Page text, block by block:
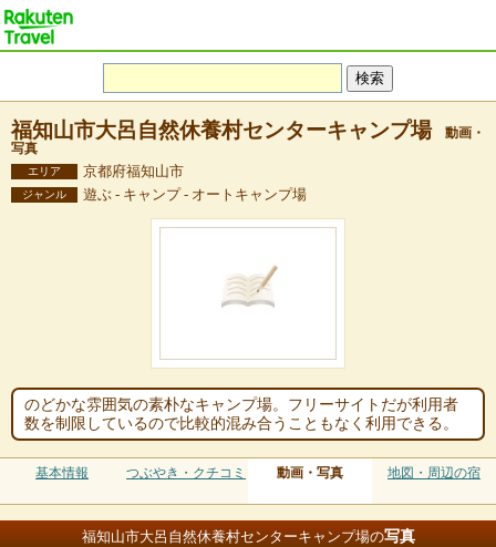
福知山市大呂自然休養村センターキャンプ場
動画・
写真
エリア 京都府福知山市
ジャンル 遊ぶ - キャンプ - オートキャンプ場
のどかな雰囲気の素朴なキャンプ場。フリーサイトだが利用者
数を制限しているので比較的混み合うこともなく利用できる。
基本情報 つぶやき・クチコミ 動画・写真 地図・周辺の宿
福知山市大呂自然休養村センターキャンプ場の写真